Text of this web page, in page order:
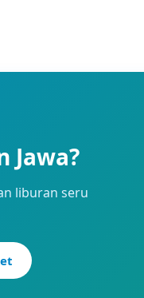
Jawa?
liburan seru